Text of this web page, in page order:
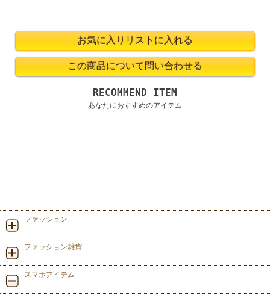
RECOMMEND ITEM
あなたにおすすめのアイテム
ファッション
ファッション雑貨
スマホアイテム